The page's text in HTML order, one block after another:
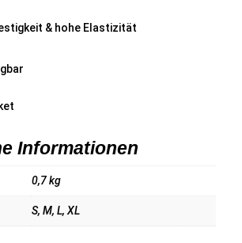
& hohe Elastizität
Informationen
0,7 kg
S, M, L, XL